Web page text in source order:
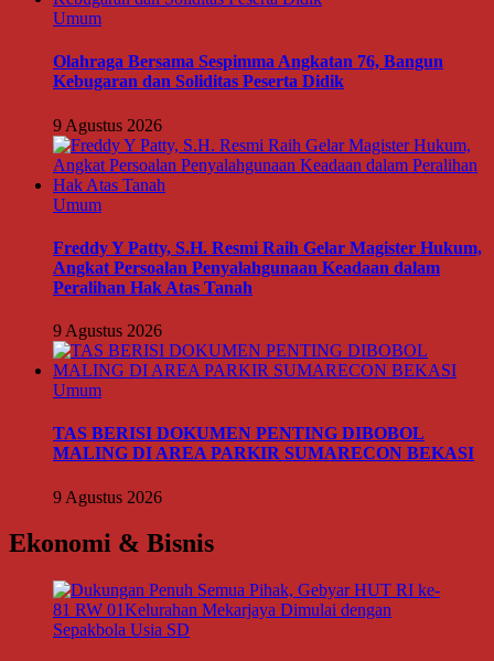
Umum
Olahraga Bersama Sespimma Angkatan 76, Bangun
Kebugaran dan Soliditas Peserta Didik
9 Agustus 2026
Umum
Freddy Y Patty, S.H. Resmi Raih Gelar Magister Hukum,
Angkat Persoalan Penyalahgunaan Keadaan dalam
Peralihan Hak Atas Tanah
9 Agustus 2026
Umum
TAS BERISI DOKUMEN PENTING DIBOBOL
MALING DI AREA PARKIR SUMARECON BEKASI
9 Agustus 2026
Ekonomi & Bisnis